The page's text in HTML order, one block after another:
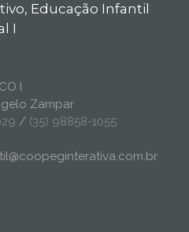
Educação Infantil
I
I
Zampar
/ (35) 98858-1055